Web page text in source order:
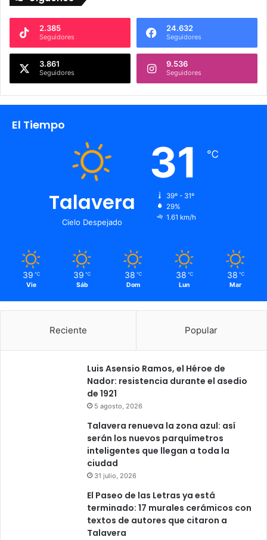
2.385
Seguidores
24.632
Seguidores
3.861
Seguidores
9.536
Seguidores
El Tiempo
Talavera
Cielo Despejado
31 ℃
39º - 31º
29%
1.61 km/h
39 ℃
Vie
39 ℃
Sáb
38 ℃
Dom
38 ℃
Lun
38 ℃
Mar
Reciente Popular
Luis Asensio Ramos, el Héroe de
Nador: resistencia durante el asedio
de 1921
5 agosto, 2026
Talavera renueva la zona azul: así
serán los nuevos parquímetros
inteligentes que llegan a toda la
ciudad
31 julio, 2026
El Paseo de las Letras ya está
terminado: 17 murales cerámicos con
textos de autores que citaron a
Talavera